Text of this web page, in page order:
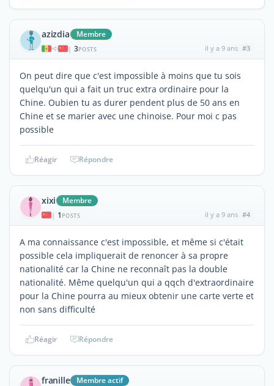
azizdia Membre
| 3POSTS il y a 9 ans #3
On peut dire que c'est impossible à moins que tu sois
quelqu'un qui a fait un truc extra ordinaire pour la
Chine. Oubien tu as durer pendent plus de 50 ans en
Chine et se marier avec une chinoise. Pour moi c pas
possible
Réagir Répondre
xixi Membre
| 1 POSTS il y a 9 ans #4
A ma connaissance c'est impossible, et même si c'était
possible cela impliquerait de renoncer à sa propre
nationalité car la Chine ne reconnaît pas la double
nationalité. Même quelqu'un qui a qqch d'extraordinaire
pour la Chine pourra au mieux obtenir une carte verte et
non sans difficulté
Réagir Répondre
franille Membre actif